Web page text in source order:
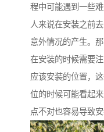
程中可能遇到一些
人来说在安装之前
意外情况的产生。
在安装的时候需要
应该安装的位置，
位的时候可能看起
点不对也容易导致安